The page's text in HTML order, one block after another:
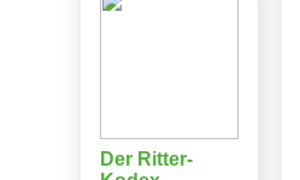
Der Ritter-